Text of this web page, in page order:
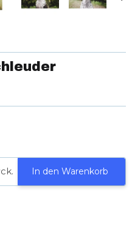
In den Warenkorb